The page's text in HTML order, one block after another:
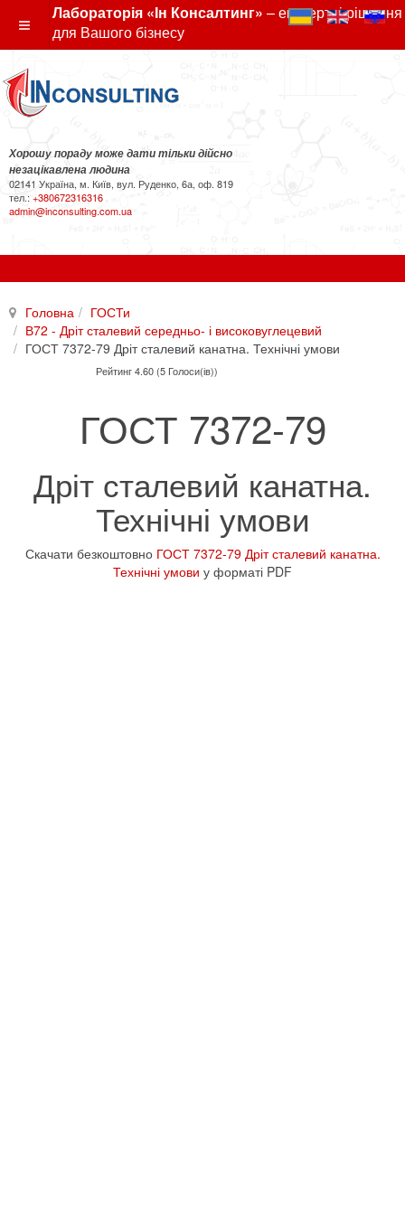
Лабораторія «Ін Консалтинг» – експертні рішення
для Вашого бізнесу
Хорошу пораду може дати тільки дійсно
незацікавлена людина
02141 Україна, м. Київ, вул. Руденко, 6а, оф. 819
тел.: +380672316316
admin@inconsulting.com.ua
Головна
ГОСТи
В72 - Дріт сталевий середньо- і високовуглецевий
ГОСТ 7372-79 Дріт сталевий канатна. Технічні умови
Рейтинг 4.60 (5 Голоси(ів))
ГОСТ 7372-79
Дріт сталевий канатна.
Технічні умови
Скачати безкоштовно ГОСТ 7372-79 Дріт сталевий канатна.
Технічні умови у форматі PDF